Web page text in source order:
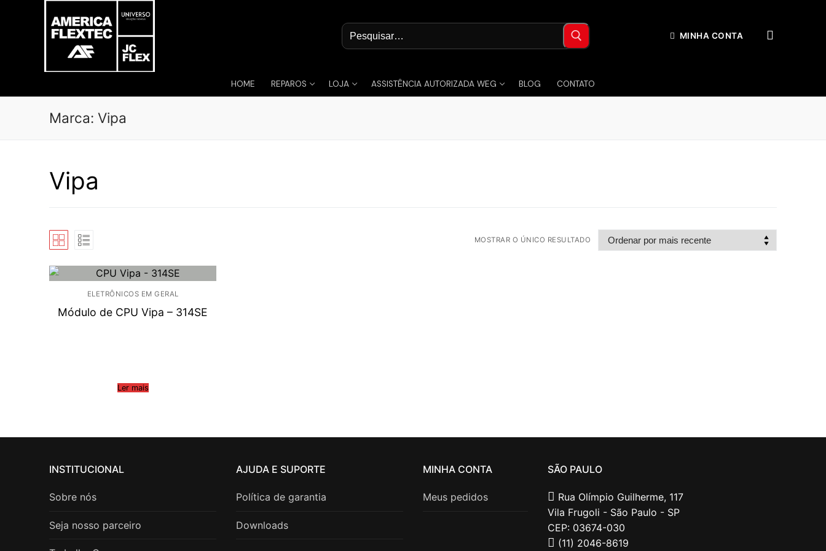
Pesquisar
por:
MINHA CONTA
HOME REPAROS LOJA ASSISTÊNCIA AUTORIZADA WEG BLOG CONTATO
Marca: Vipa
Vipa
MOSTRAR O ÚNICO RESULTADO
ELETRÔNICOS EM GERAL
Módulo de CPU Vipa – 314SE
Ler mais
INSTITUCIONAL
Sobre nós
Seja nosso parceiro
AJUDA E SUPORTE
Política de garantia
Downloads
MINHA CONTA
Meus pedidos
SÃO PAULO
Rua Olímpio Guilherme, 117
Vila Frugoli - São Paulo - SP
CEP: 03674-030
(11) 2046-8619